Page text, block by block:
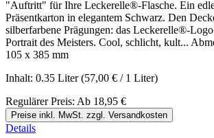
"Auftritt" für Ihre Leckerelle®-Flasche. Ein
Präsentkarton in elegantem Schwarz. Den
silberfarbene Prägungen: das Leckerelle®-
Portrait des Meisters. Cool, schlicht, kult...
105 x 385 mm
Inhalt: 0.35 Liter(57,00 € / 1 Liter)
Regulärer Preis: Ab 18,95 €
Preise inkl. MwSt. zzgl. Versandkosten
Details